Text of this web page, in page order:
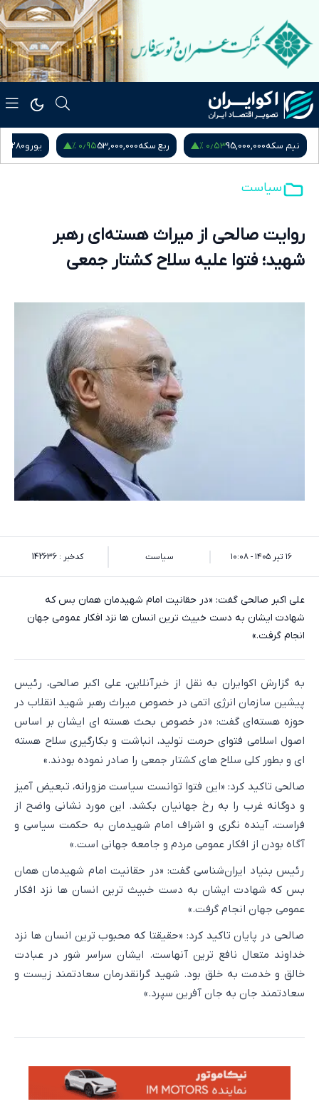
نیم سکه95,000,000۰٫۵۳ % ربع سکه53,000,000۰٫۹۵ % یورو
سیاست
روایت صالحی از میراث هسته‌ای رهبر
شهید؛ فتوا علیه سلاح کشتار جمعی
۱۶ تیر ۱۴۰۵ - ۱۰:۰۸ سیاست کدخبر : 142636
علی اکبر صالحی گفت: «در حقانیت امام شهیدمان همان بس که
شهادت ایشان به دست خبیث ترین انسان ها نزد افکار عمومی جهان
انجام گرفت.»
به گزارش اکوایران به نقل از خبرآنلاین، علی اکبر صالحی، رئیس
پیشین سازمان انرژی اتمی در خصوص میراث رهبر شهید انقلاب در
حوزه هسته‌ای گفت: «در خصوص بحث هسته ای ایشان بر اساس
اصول اسلامی فتوای حرمت تولید، انباشت و بکارگیری سلاح هسته
ای و بطور کلی سلاح های کشتار جمعی را صادر نموده بودند.»
صالحی تاکید کرد: «این فتوا توانست سیاست مزورانه، تبعیض آمیز
و ‌دوگانه غرب را به رخ جهانیان بکشد. این مورد نشانی واضح از
فراست، آینده نگری و اشراف امام شهیدمان به حکمت سیاسی و
آگاه بودن از افکار عمومی مردم و جامعه جهانی است.»
رئیس بنیاد ایران‌شناسی گفت: «در حقانیت امام شهیدمان همان
بس که شهادت ایشان به دست خبیث ترین انسان ها نزد افکار
عمومی جهان انجام گرفت.»
صالحی در پایان تاکید کرد: «حقیقتا که محبوب ترین انسان ها نزد
خداوند متعال نافع ترین آنهاست. ایشان سراسر شور در عبادت
خالق و خدمت به خلق بود. شهید گرانقدرمان سعادتمند زیست و
سعادتمند جان به جان آفرین سپرد.»